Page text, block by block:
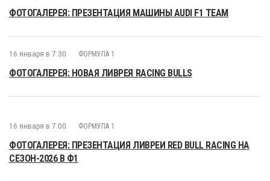
ФОТОГАЛЕРЕЯ: ПРЕЗЕНТАЦИЯ МАШИНЫ AUDI F1 TEAM
16 января в 7:30 ФОРМУЛА 1
ФОТОГАЛЕРЕЯ: НОВАЯ ЛИВРЕЯ RACING BULLS
16 января в 7:00 ФОРМУЛА 1
ФОТОГАЛЕРЕЯ: ПРЕЗЕНТАЦИЯ ЛИВРЕИ RED BULL RACING НА
СЕЗОН-2026 В Ф1